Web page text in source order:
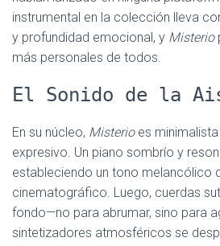
instrumental en la colección lleva
y profundidad emocional, y Misterio
más personales de todos.
El Sonido de la
En su núcleo, Misterioes
expresivo. Un piano sombrío y
estableciendo un tono melancólico
cinematográfico. Luego, cuerdas
fondo—no para abrumar, sino para
sintetizadores atmosféricos se